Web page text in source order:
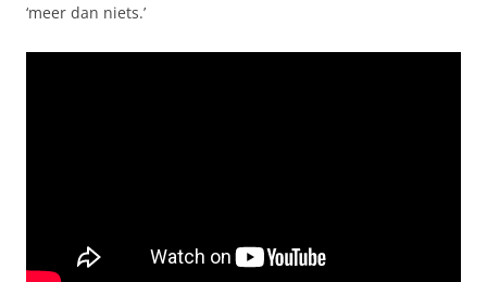
‘meer dan niets.’